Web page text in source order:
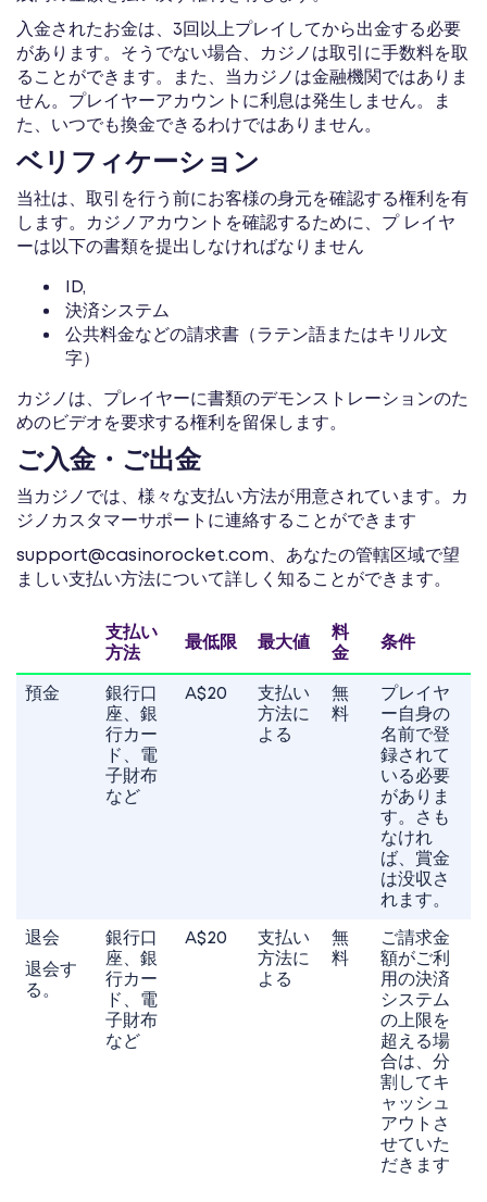
入金されたお金は、3回以上プレイしてから出金する必要
があります。そうでない場合、カジノは取引に手数料を取
ることができます。また、当カジノは金融機関ではありま
せん。プレイヤーアカウントに利息は発生しません。ま
た、いつでも換金できるわけではありません。
ベリフィケーション
当社は、取引を行う前にお客様の身元を確認する権利を有
します。カジノアカウントを確認するために、プ レイヤ
ーは以下の書類を提出しなければなりません
ID,
決済システム
公共料金などの請求書（ラテン語またはキリル文
字）
カジノは、プレイヤーに書類のデモンストレーションのた
めのビデオを要求する権利を留保します。
ご入金・ご出金
当カジノでは、様々な支払い方法が用意されています。カ
ジノカスタマーサポートに連絡することができます
support@casinorocket.com 、あなたの管轄区域で望
ましい支払い方法について詳しく知ることができます。
支払い
方法
最低限 最大値
料
金
条件
預金
銀行口
座、銀
行カー
ド、電
子財布
など
A$20
支払い
方法に
よる
無
料
プレイヤ
ー自身の
名前で登
録されて
いる必要
がありま
す。さも
なけれ
ば、賞金
は没収さ
れます。
退会
退会す
る。
銀行口
座、銀
行カー
ド、電
子財布
など
A$20
支払い
方法に
よる
無
料
ご請求金
額がご利
用の決済
システム
の上限を
超える場
合は、分
割してキ
ャッシュ
アウトさ
せていた
だきます